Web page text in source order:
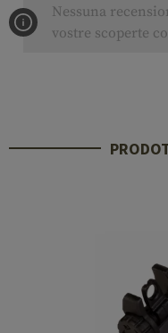
Nessuna
vostre scoperte